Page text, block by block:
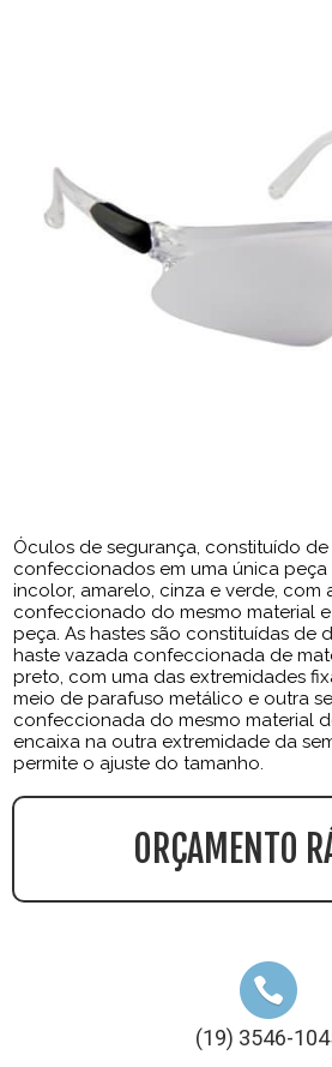
Óculos de segurança, constituído
confeccionados em uma única
incolor, amarelo, cinza e verde, com
confeccionado do mesmo material
peça. As hastes são constituídas de
haste vazada confeccionada de
preto, com uma das extremidades
meio de parafuso metálico e outra
confeccionada do mesmo material
encaixa na outra extremidade da
permite o ajuste do tamanho.
ORÇAMENTO
(19) 3546-